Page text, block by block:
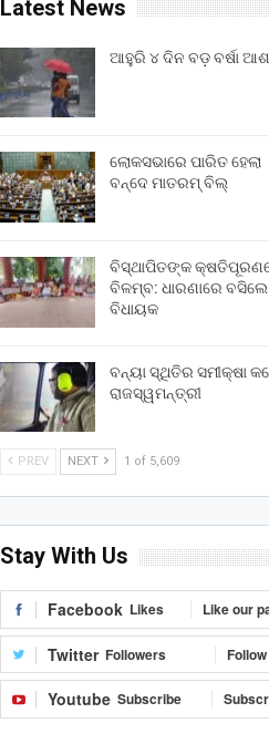
Latest News
ଆହୁରି ୪ ଦିନ ବଡ଼ ବର୍ଷା
ଲୋକସଭାରେ ପାରିତ ହେଲା
ବନ୍ଦେ ମାତରମ୍‌ ବିଲ୍‌
ବିସ୍ଥାପିତଙ୍କ
ବିଳମ୍ବ: ଧାରଣାରେ ବସିଲେ
ବିଧାୟକ
ବନ୍ୟା ସ୍ଥିତିର ସମୀକ୍ଷା
ରାଜସ୍ୱମନ୍ତ୍ରୀ
PREV NEXT 1 of 5,609
Stay With Us
Facebook Likes Like our
Twitter Followers
Youtube Subscribe